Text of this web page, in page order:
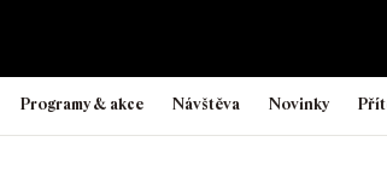
Programy & akce Návštěva Novinky